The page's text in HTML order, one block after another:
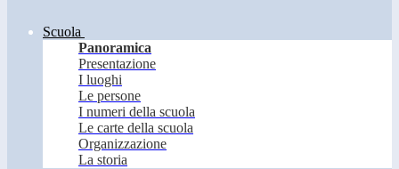
Scuola
Panoramica
Presentazione
I luoghi
Le persone
I numeri della scuola
Le carte della scuola
Organizzazione
La storia